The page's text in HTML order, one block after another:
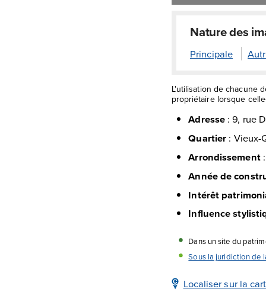
Nature des
Principale
L'utilisation de chacune
propriétaire lorsque
Adresse :9, rue
Quartier : Vieux-
Arrondissement
Année de
Intérêt
Influence
Dans un site du
Sous la juridiction de
Localiser sur la